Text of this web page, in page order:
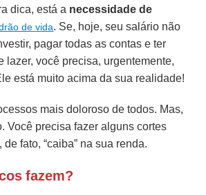
dica, está a necessidade de
de vida. Se, hoje, seu salário não
pagar todas as contas e ter
lazer, você precisa, urgentemente,
está muito acima da sua realidade!
mais doloroso de todos. Mas,
Você precisa fazer alguns cortes
fato, “caiba” na sua renda.
fazem?